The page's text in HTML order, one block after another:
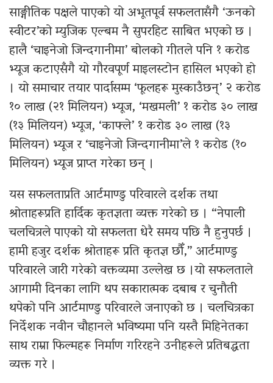
साङ्गीतिक पक्षले पाएको यो अभूतपूर्व सफलतासँगै ‘ऊनको
स्वीटर’को म्युजिक एल्बम नै सुपरहिट साबित भएको छ ।
हालै ‘चाइनेजो जिन्दगानीमा’ बोलको गीतले पनि १ करोड
भ्यूज कटाएसँगै यो गौरवपूर्ण माइलस्टोन हासिल भएको हो
। यो समाचार तयार पार्दासम्म ‘फूलहरू मुस्काउँछन्’ २ करोड
१० लाख (२१ मिलियन) भ्यूज, ‘मखमली’ १ करोड ३० लाख
(१३ मिलियन) भ्यूज, ‘काफ्ले’ १ करोड ३० लाख (१३
मिलियन) भ्यूज र ‘चाइनेजो जिन्दगानीमा’ले १ करोड (१०
मिलियन) भ्यूज प्राप्त गरेका छन् ।
यस सफलताप्रति आर्टमाण्डु परिवारले दर्शक तथा
श्रोताहरूप्रति हार्दिक कृतज्ञता व्यक्त गरेको छ । “नेपाली
चलचित्रले पाएको यो सफलता धेरै समय पछि नै हुनुपर्छ ।
हामी हजुर दर्शक श्रोताहरू प्रति कृतज्ञ छौँ,” आर्टमाण्डु
परिवारले जारी गरेको वक्तव्यमा उल्लेख छ ।यो सफलताले
आगामी दिनका लागि थप सकारात्मक दबाब र चुनौती
थपेको पनि आर्टमाण्डु परिवारले जनाएको छ । चलचित्रका
निर्देशक नवीन चौहानले भविष्यमा पनि यस्तै मिहिनेतका
साथ राम्रा फिल्महरू निर्माण गरिरहने उनीहरूले प्रतिबद्धता
व्यक्त गरे ।